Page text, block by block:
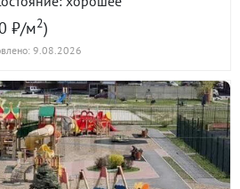
₽/м2)
9.08.2026